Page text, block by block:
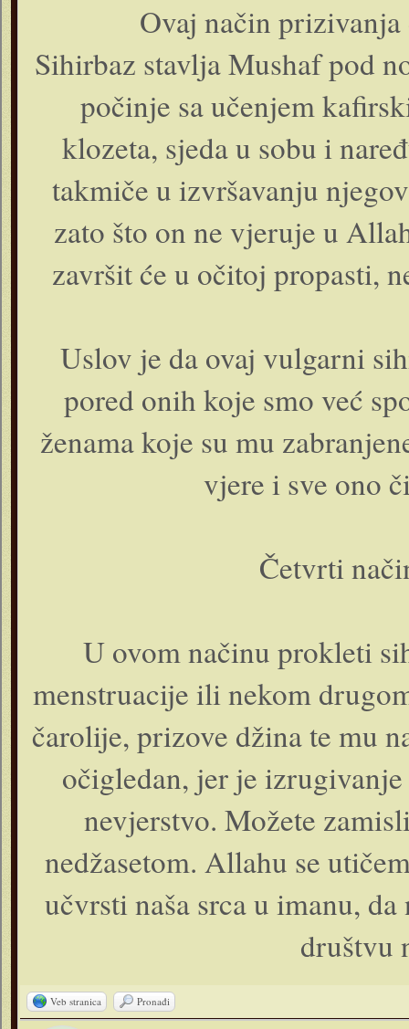
Ovaj način prizivanja
Sihirbaz stavlja Mushaf pod
počinje sa učenjem
klozeta, sjeda u sobu i
takmiče u izvršavanju
zato što on ne vjeruje u
završit će u očitoj propasti,
Uslov je da ovaj vulgarni
pored onih koje smo već
ženama koje su mu
vjere i sve ono
Četvrti
U ovom načinu prokleti
menstruacije ili nekom
čarolije, prizove džina te mu
očigledan, jer je
nevjerstvo. Možete
nedžasetom. Allahu se
učvrsti naša srca u imanu,
društvu
Veb stranica Pronađi